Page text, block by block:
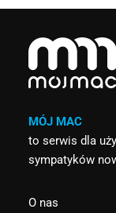
MÓJ MAC
to serwis dla
sympatyków
O nas